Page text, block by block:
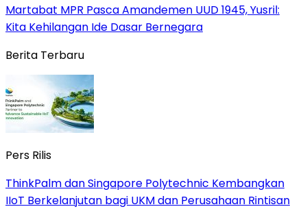
Martabat MPR Pasca Amandemen UUD 1945, Yusril:
Kita Kehilangan Ide Dasar Bernegara
Berita Terbaru
Pers Rilis
ThinkPalm dan Singapore Polytechnic Kembangkan
IIoT Berkelanjutan bagi UKM dan Perusahaan Rintisan